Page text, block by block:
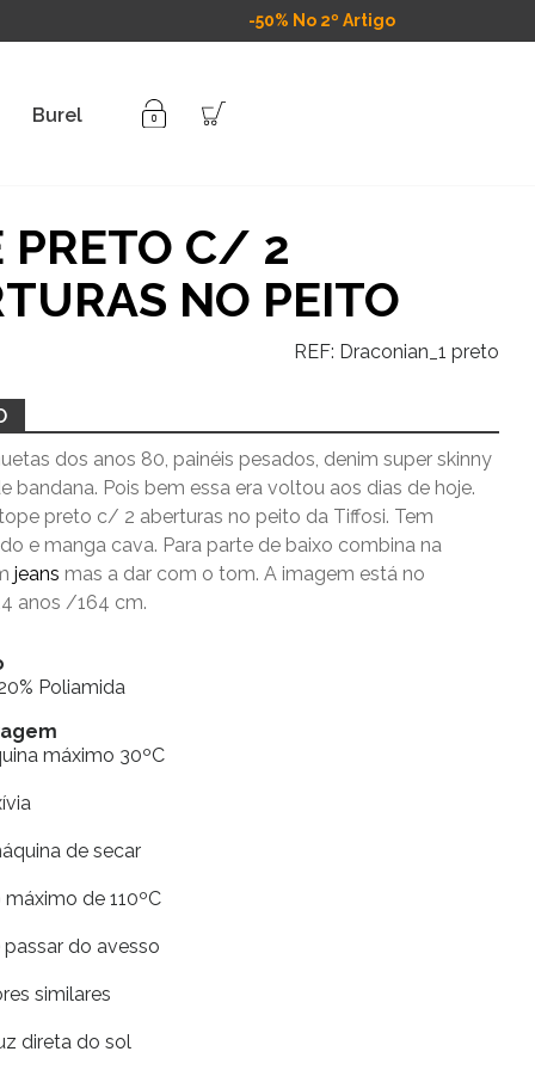
-50% No 2º Artigo
Burel
PRETO C/ 2
NO PEITO
REF: Draconian_1 preto
dos anos 80, painéis pesados, denim super skinny
bandana. Pois bem essa era voltou aos dias de hoje.
preto c/ 2 aberturas no peito da Tiffosi. Tem
e manga cava. Para parte de baixo combina na
jeans mas a dar com o tom. A imagem está no
anos /164 cm.
Poliamida
máximo 30ºC
de secar
máximo de 110ºC
passar do avesso
similares
direta do sol